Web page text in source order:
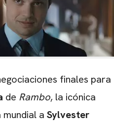
finales para
de Rambo, la icónica
a Sylvester